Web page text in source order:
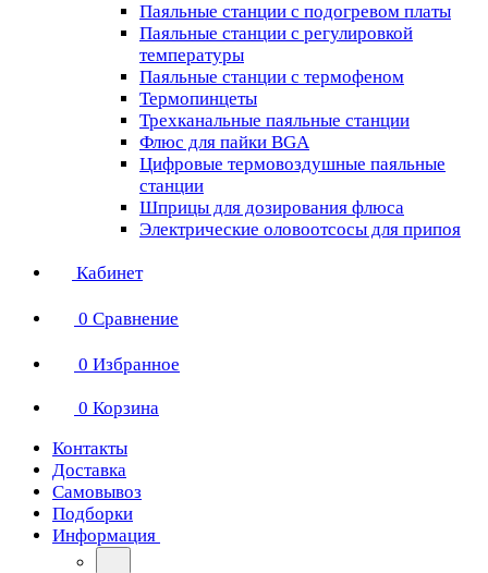
Паяльные станции с подогревом платы
Паяльные станции с регулировкой
температуры
Паяльные станции с термофеном
Термопинцеты
Трехканальные паяльные станции
Флюс для пайки BGA
Цифровые термовоздушные паяльные
станции
Шприцы для дозирования флюса
Электрические оловоотсосы для припоя
Кабинет
0 Сравнение
0 Избранное
0 Корзина
Контакты
Доставка
Самовывоз
Подборки
Информация